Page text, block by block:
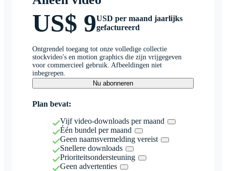
US$ 9USD per maand jaarlijks
gefactureerd
Ontgrendel toegang tot onze volledige collectie
stockvideo's en motion graphics die zijn vrijgegeven
voor commercieel gebruik. Afbeeldingen niet
inbegrepen.
Nu abonneren
Plan bevat:
Vijf video-downloads per maand
Één bundel per maand
Geen naamsvermelding vereist
Snellere downloads
Prioriteitsondersteuning
Geen advertenties